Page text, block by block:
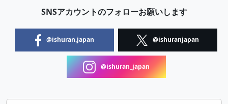
SNSアカウントのフォローお願いします
@ishuran.japan @ishuranjapan
@ishuran_japan